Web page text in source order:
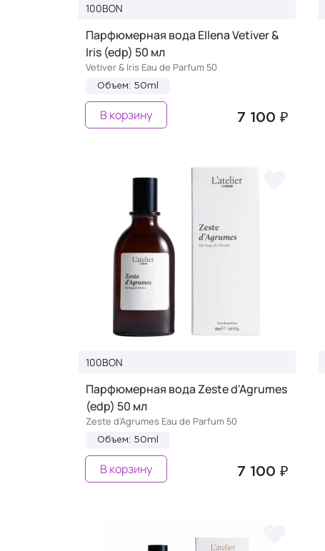
100BON
Парфюмерная вода Ellena Vetiver &
Iris (edp) 50 мл
Vetiver & Iris Eau de Parfum 50
Объем: 50ml
7 100 ₽
В корзину
100BON
Парфюмерная вода Zeste d'Agrumes
(edp) 50 мл
Zeste d'Agrumes Eau de Parfum 50
Объем: 50ml
7 100 ₽
В корзину